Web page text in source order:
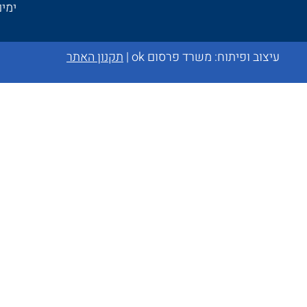
ימים
עיצוב ופיתוח: משרד פרסום ok |תקנון האתר